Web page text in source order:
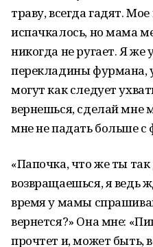
траву, всегда гадят.
испачкалось, но мама
никогда не ругает. Я же
перекладины фурмана,
могут как следует
вернешься, сделай мне
мне не падать больше с
«Папочка, что же ты так
возвращаешься, я ведь
время у мамы
вернется?» Она мне:
прочтет и, может быть,